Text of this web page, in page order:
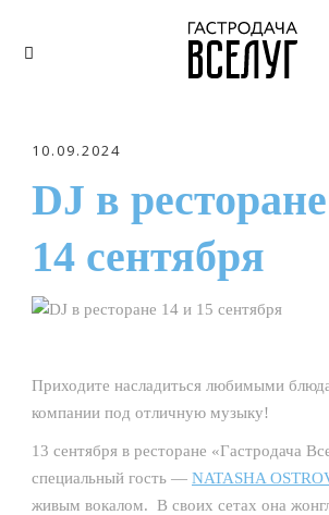
10.09.2024
DJ в
14 сентября
Приходите насладиться любимыми
компании под отличную музыку!
13 сентября в ресторане «Гастродача
специальный гость — NATASHA
живым вокалом. В своих сетах она